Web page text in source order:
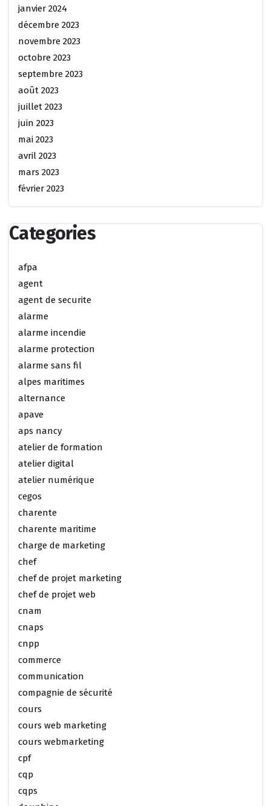
janvier 2024
décembre 2023
novembre 2023
octobre 2023
septembre 2023
août 2023
juillet 2023
juin 2023
mai 2023
avril 2023
mars 2023
février 2023
Categories
afpa
agent
agent de securite
alarme
alarme incendie
alarme protection
alarme sans fil
alpes maritimes
alternance
apave
aps nancy
atelier de formation
atelier digital
atelier numérique
cegos
charente
charente maritime
charge de marketing
chef
chef de projet marketing
chef de projet web
cnam
cnaps
cnpp
commerce
communication
compagnie de sécurité
cours
cours web marketing
cours webmarketing
cpf
cqp
cqps